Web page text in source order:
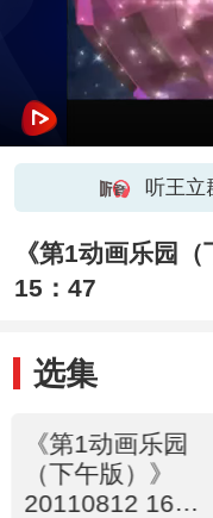
听王立
《第1动画乐园
15：47
选集
《第1动画乐园
（下午版）》
20110812 16：